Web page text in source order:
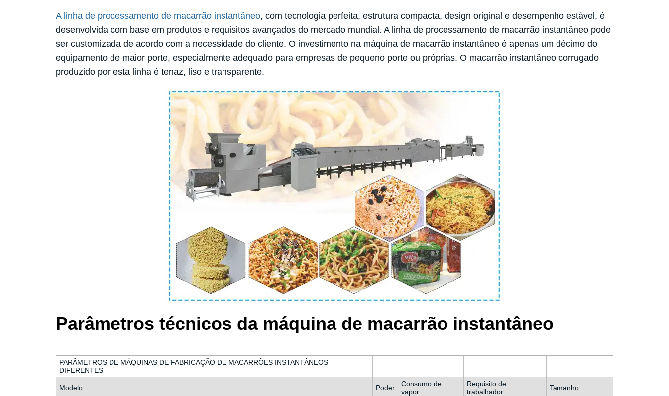
A linha de processamento de macarrão instantâneo, com tecnologia perfeita, estrutura compacta, design original e desempenho estável, é
desenvolvida com base em produtos e requisitos avançados do mercado mundial. A linha de processamento de macarrão instantâneo pode
ser customizada de acordo com a necessidade do cliente. O investimento na máquina de macarrão instantâneo é apenas um décimo do
equipamento de maior porte, especialmente adequado para empresas de pequeno porte ou próprias. O macarrão instantâneo corrugado
produzido por esta linha é tenaz, liso e transparente.
Parâmetros técnicos da máquina de macarrão instantâneo
PARÂMETROS DE MÁQUINAS DE FABRICAÇÃO DE MACARRÕES INSTANTÂNEOS
DIFERENTES
Modelo Poder
Consumo de
vapor
Requisito de
trabalhador
Tamanho